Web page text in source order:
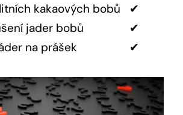
kakaových bobů
✔
jader bobů
✔
na prášek
✔